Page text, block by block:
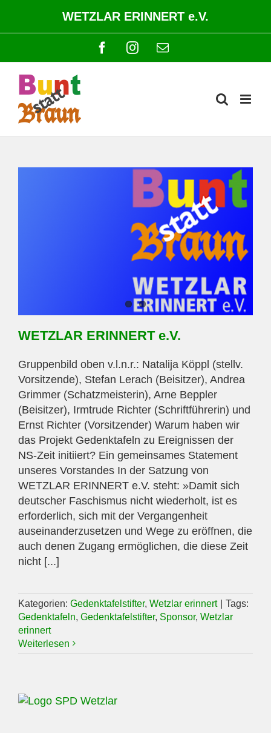
springen
WETZLAR ERINNERT e.V.
FacebookInstagram
E-
Mail
WETZLAR ERINNERT e.V.
Gruppenbild oben v.l.n.r.: Natalija Köppl (stellv.
Vorsitzende), Stefan Lerach (Beisitzer), Andrea
Grimmer (Schatzmeisterin), Arne Beppler
(Beisitzer), Irmtrude Richter (Schriftführerin) und
Ernst Richter (Vorsitzender) Warum haben wir
das Projekt Gedenktafeln zu Ereignissen der
NS-Zeit initiiert? Ein gemeinsames Statement
unseres Vorstandes In der Satzung von
WETZLAR ERINNERT e.V. steht: »Damit sich
deutscher Faschismus nicht wiederholt, ist es
erforderlich, sich mit der Vergangenheit
auseinanderzusetzen und Wege zu eröffnen, die
auch denen Zugang ermöglichen, die diese Zeit
nicht [...]
Kategorien: Gedenktafelstifter, Wetzlar erinnert
Tags:
Gedenktafeln, Gedenktafelstifter, Sponsor, Wetzlar
erinnert
Weiterlesen